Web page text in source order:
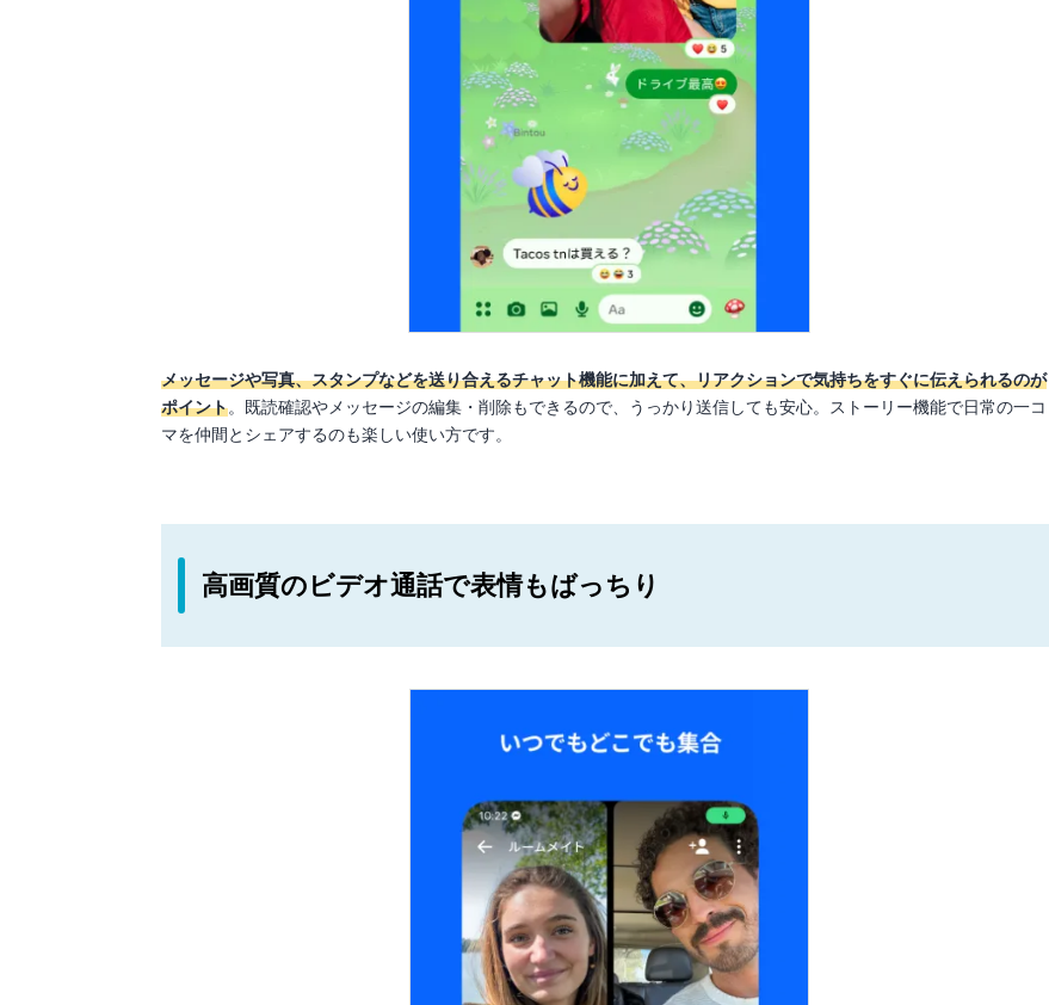
メッセージや写真、スタンプなどを送り合えるチャット機能に加えて、リアクションで気持ちをすぐに伝えられるのが
ポイント。既読確認やメッセージの編集・削除もできるので、うっかり送信しても安心。ストーリー機能で日常の一コ
マを仲間とシェアするのも楽しい使い方です。
高画質のビデオ通話で表情もばっちり